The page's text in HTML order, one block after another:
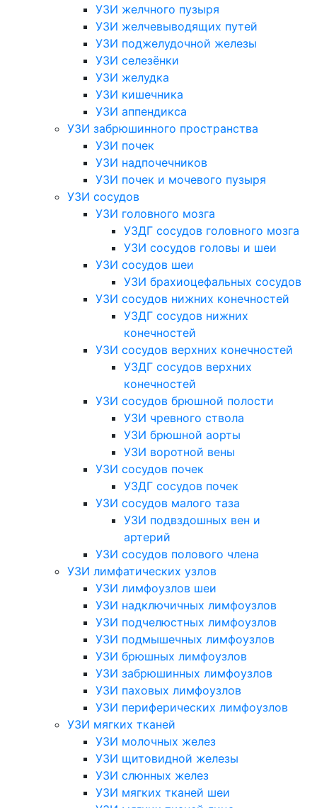
УЗИ желчного пузыря
УЗИ желчевыводящих путей
УЗИ поджелудочной железы
УЗИ селезёнки
УЗИ желудка
УЗИ кишечника
УЗИ аппендикса
УЗИ забрюшинного пространства
УЗИ почек
УЗИ надпочечников
УЗИ почек и мочевого пузыря
УЗИ сосудов
УЗИ головного мозга
УЗДГ сосудов головного мозга
УЗИ сосудов головы и шеи
УЗИ сосудов шеи
УЗИ брахиоцефальных сосудов
УЗИ сосудов нижних конечностей
УЗДГ сосудов нижних
конечностей
УЗИ сосудов верхних конечностей
УЗДГ сосудов верхних
конечностей
УЗИ сосудов брюшной полости
УЗИ чревного ствола
УЗИ брюшной аорты
УЗИ воротной вены
УЗИ сосудов почек
УЗДГ сосудов почек
УЗИ сосудов малого таза
УЗИ подвздошных вен и
артерий
УЗИ сосудов полового члена
УЗИ лимфатических узлов
УЗИ лимфоузлов шеи
УЗИ надключичных лимфоузлов
УЗИ подчелюстных лимфоузлов
УЗИ подмышечных лимфоузлов
УЗИ брюшных лимфоузлов
УЗИ забрюшинных лимфоузлов
УЗИ паховых лимфоузлов
УЗИ периферических лимфоузлов
УЗИ мягких тканей
УЗИ молочных желез
УЗИ щитовидной железы
УЗИ слюнных желез
УЗИ мягких тканей шеи